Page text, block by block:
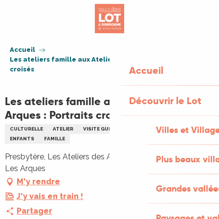
Accueil
Découvrir le Lot
Villes et
Plus beaux
Grandes
Accueil
Les ateliers famille aux Ateliers des Arques : Portraits
croisés
Les ateliers famille aux Ateliers des
Arques : Portraits croisés
CULTURELLE ATELIER VISITE GUIDÉE ARTISANAT
ARTS
ENFANTS
FAMILLE
Presbytère, Les Ateliers des Arques, Presbytère, 46250
Les Arques
M'y rendre
J'y vais en train !
Partager